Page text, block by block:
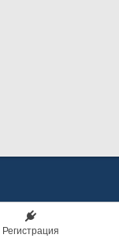
Регистрация